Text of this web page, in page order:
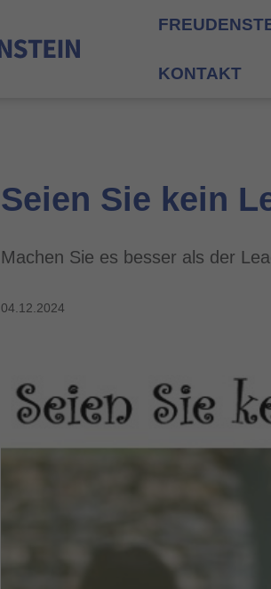
KONTAKT
Seien Sie kein
Machen Sie es besser als der
04.12.2024